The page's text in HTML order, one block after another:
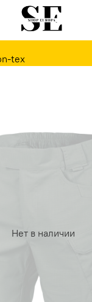
tex
Нет в наличии